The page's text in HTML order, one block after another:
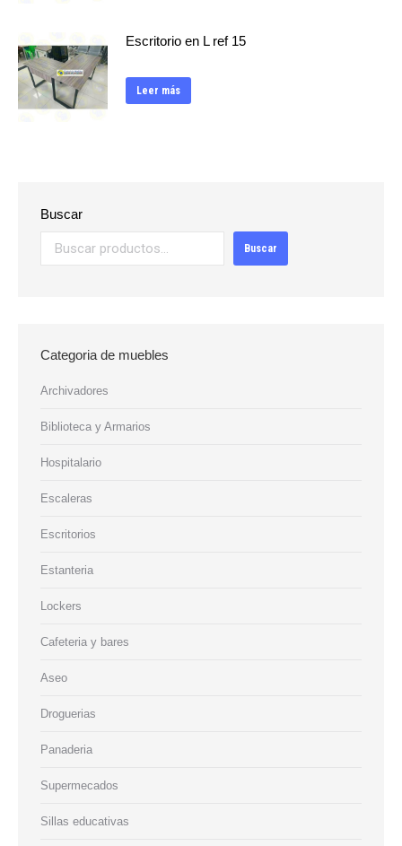
Escritorio en L ref 15
Leer más
Buscar
Buscar
Categoria de muebles
Archivadores
Biblioteca y Armarios
Hospitalario
Escaleras
Escritorios
Estanteria
Lockers
Cafeteria y bares
Aseo
Droguerias
Panaderia
Supermecados
Sillas educativas